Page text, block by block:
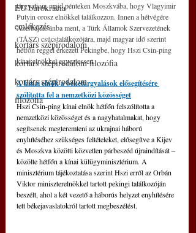
EU bürokrácia
emlékezés
kortárs szépirodalom
kortárs szépirodalom filozófia
kortárs szépirodalom
filozófia
tárgyaljon, majd pénteken Moszkvába, hogy Vlagyimir
Putyin orosz elnökkel találkozzon. Innen a hétvégére
Azerbajdzsánba ment, a Türk Államok Szervezetének
(TÁSZ) csúcstalálkozójára, majd magyar idő szerint
hétfőn reggel érkezett Pekingbe, hogy Hszi Csin-ping
kínai elnökkel egyeztessen.
A kínai elnök a béketárgyalások elősegítésére
szólította fel a nemzetközi közösséget
Hszi Csin-ping kínai elnök hétfőn felszólította a
nemzetközi közösséget és a nagyhatalmakat, hogy
segítsenek megteremteni az ukrajnai háború
enyhítéséhez szükséges feltételeket, elősegítve a Kijev
és Moszkva közötti közvetlen párbeszéd újraindítását –
közölte hétfőn a kínai külügyminisztérium. A
minisztérium tájékoztatása szerint Hszi erről az Orbán
Viktor miniszterelnökkel tartott pekingi találkozóján
beszélt, ahol a két vezető a háborús helyzet enyhítésére
tett békejavaslatokról tartott megbeszélést.